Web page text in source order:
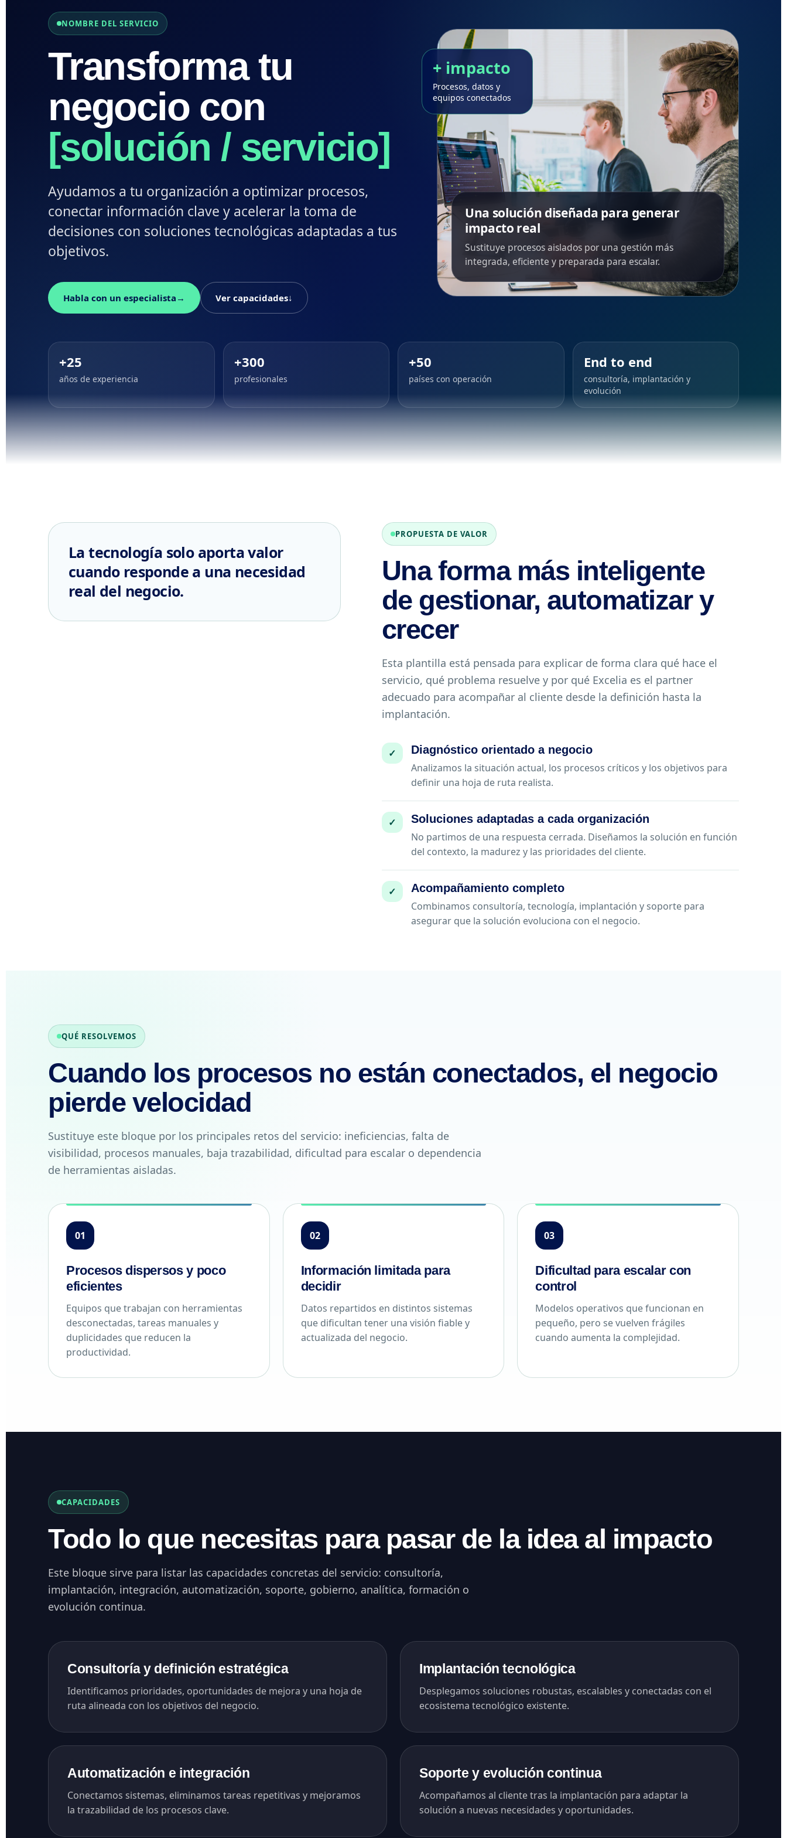
NOMBRE DEL SERVICIO
Transforma tu
negocio con
[solución / servicio]
Ayudamos a tu organización a optimizar procesos,
conectar información clave y acelerar la toma de
decisiones con soluciones tecnológicas adaptadas a tus
objetivos.
Habla con un especialista → Ver capacidades↓
+ impacto
Procesos, datos y
equipos conectados
Una solución diseñada para generar
impacto real
Sustituye procesos aislados por una gestión más
integrada, eficiente y preparada para escalar.
+25
años de experiencia
+300
profesionales
+50
países con operación
End to end
consultoría, implantación y
evolución
La tecnología solo aporta valor
cuando responde a una necesidad
real del negocio.
PROPUESTA DE VALOR
Una forma más inteligente
de gestionar, automatizar y
crecer
Esta plantilla está pensada para explicar de forma clara qué hace el
servicio, qué problema resuelve y por qué Excelia es el partner
adecuado para acompañar al cliente desde la definición hasta la
implantación.
✓
Diagnóstico orientado a negocio
Analizamos la situación actual, los procesos críticos y los objetivos para
definir una hoja de ruta realista.
✓
Soluciones adaptadas a cada organización
No partimos de una respuesta cerrada. Diseñamos la solución en función
del contexto, la madurez y las prioridades del cliente.
✓
Acompañamiento completo
Combinamos consultoría, tecnología, implantación y soporte para
asegurar que la solución evoluciona con el negocio.
QUÉ RESOLVEMOS
Cuando los procesos no están conectados, el negocio
pierde velocidad
Sustituye este bloque por los principales retos del servicio: ineficiencias, falta de
visibilidad, procesos manuales, baja trazabilidad, dificultad para escalar o dependencia
de herramientas aisladas.
01
Procesos dispersos y poco
eficientes
Equipos que trabajan con herramientas
desconectadas, tareas manuales y
duplicidades que reducen la
productividad.
02
Información limitada para
decidir
Datos repartidos en distintos sistemas
que dificultan tener una visión fiable y
actualizada del negocio.
03
Dificultad para escalar con
control
Modelos operativos que funcionan en
pequeño, pero se vuelven frágiles
cuando aumenta la complejidad.
CAPACIDADES
Todo lo que necesitas para pasar de la idea al impacto
Este bloque sirve para listar las capacidades concretas del servicio: consultoría,
implantación, integración, automatización, soporte, gobierno, analítica, formación o
evolución continua.
Consultoría y definición estratégica
Identificamos prioridades, oportunidades de mejora y una hoja de
ruta alineada con los objetivos del negocio.
Implantación tecnológica
Desplegamos soluciones robustas, escalables y conectadas con el
ecosistema tecnológico existente.
Automatización e integración
Conectamos sistemas, eliminamos tareas repetitivas y mejoramos
la trazabilidad de los procesos clave.
Soporte y evolución continua
Acompañamos al cliente tras la implantación para adaptar la
solución a nuevas necesidades y oportunidades.